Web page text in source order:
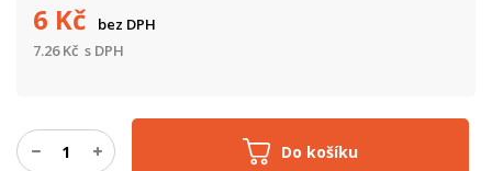
Do košíku
6 Kč
bez DPH
7.26Kč s DPH